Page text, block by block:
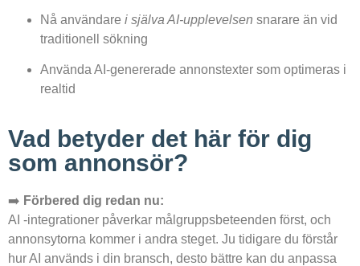
Nå användare i själva AI-upplevelsen snarare än vid
traditionell sökning
Använda AI-genererade annonstexter som optimeras i
realtid
Vad betyder det här för dig
som annonsör?
➡️ Förbered dig redan nu:
AI -integrationer påverkar målgruppsbeteenden först, och
annonsytorna kommer i andra steget. Ju tidigare du förstår
hur AI används i din bransch, desto bättre kan du anpassa